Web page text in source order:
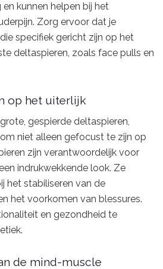
kunnen helpen bij het
Zorg ervoor dat je
specifiek gericht zijn op het
deltaspieren, zoals face pulls en
op het uiterlijk
gespierde deltaspieren,
niet alleen gefocust te zijn op
zijn verantwoordelijk voor
indrukwekkende look. Ze
het stabiliseren van de
het voorkomen van blessures.
en gezondheid te
de mind-muscle